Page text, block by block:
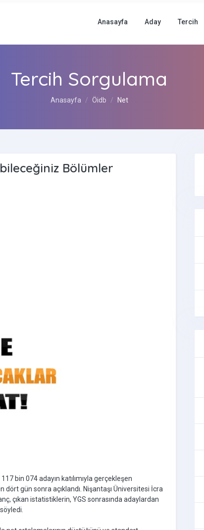
Anasayfa Aday Tercih
Tercih Sorgulama
Anasayfa Öidb Net
Bölümler
bin 074 adayın katılımıyla gerçekleşen
dört gün sonra açıklandı. Nişantaşı Üniversitesi İcra
çıkan istatistiklerin, YGS sonrasında adaylardan